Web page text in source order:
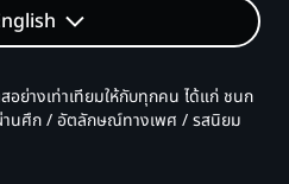
ย่างเท่าเทียมให้กับทุกคน ได้แก่ ชนก
นศึก / อัตลักษณ์ทางเพศ / รสนิยม